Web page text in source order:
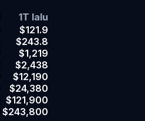
1T lalu
$121.9
$243.8
$1,219
$2,438
$12,190
$24,380
$121,900
$243,800